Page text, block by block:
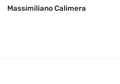
Massimiliano Calimera